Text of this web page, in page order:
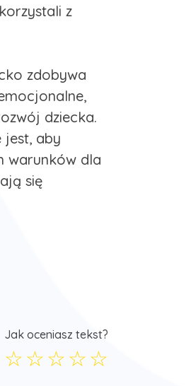
z
zdobywa
dziecka.
jest, aby
warunków dla
się
Jak oceniasz tekst?
☆
☆
☆
☆
☆